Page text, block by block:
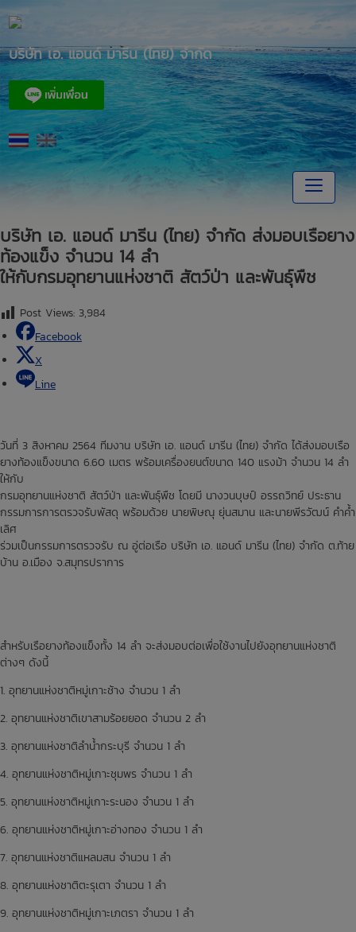
Skip
บริษัท เอ. แอนด์ มารีน (ไทย) จำกัด
บริษัท เอ. แอนด์ มารีน (ไทย) จำกัด ส่งมอบเรือยาง
ท้องแข็ง จำนวน 14 ลำ
ให้กับกรมอุทยานแห่งชาติ สัตว์ป่า และพันธุ์พืช
Post Views: 3,984
Facebook
X
Line
วันที่ 3 สิงหาคม 2564 ทีมงาน บริษัท เอ. แอนด์ มารีน (ไทย) จำกัด ได้ส่งมอบเรือ
ยางท้องแข็งขนาด 6.60 เมตร พร้อมเครื่องยนต์ขนาด 140 แรงม้า จำนวน 14 ลำ
ให้กับ
กรมอุทยานแห่งชาติ สัตว์ป่า และพันธุ์พืช โดยมี นางวนบุษป์ อรรถวิทย์ ประธาน
กรรมการการตรวจรับพัสดุ พร้อมด้วย นายพิษณุ ยุ่นสมาน และนายพีรวัฒน์ คำค้ำ
เลิศ
ร่วมเป็นกรรมการตรวจรับ ณ อู่ต่อเรือ บริษัท เอ. แอนด์ มารีน (ไทย) จำกัด ต.ท้าย
บ้าน อ.เมือง จ.สมุทรปราการ
สำหรับเรือยางท้องแข็งทั้ง 14 ลำ จะส่งมอบต่อเพื่อใช้งานไปยังอุทยานแห่งชาติ
ต่างๆ ดังนี้
1. อุทยานแห่งชาติหมู่เกาะช้าง จำนวน 1 ลำ
2. อุทยานแห่งชาติเขาสามร้อยยอด จำนวน 2 ลำ
3. อุทยานแห่งชาติลำน้ำกระบุรี จำนวน 1 ลำ
4. อุทยานแห่งชาติหมู่เกาะชุมพร จำนวน 1 ลำ
5. อุทยานแห่งชาติหมู่เกาะระนอง จำนวน 1 ลำ
6. อุทยานแห่งชาติหมู่เกาะอ่างทอง จำนวน 1 ลำ
7. อุทยานแห่งชาติแหลมสน จำนวน 1 ลำ
8. อุทยานแห่งชาติตะรุเตา จำนวน 1 ลำ
9. อุทยานแห่งชาติหมู่เกาะเภตรา จำนวน 1 ลำ